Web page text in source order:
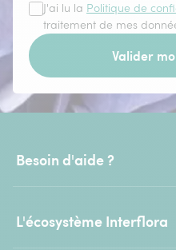
J'ai lu la Politique de
traitement de mes
Valider
Besoin d'aide ?
L'écosystème Interflora